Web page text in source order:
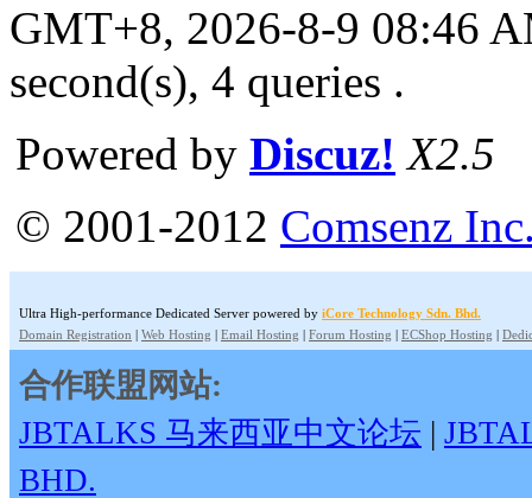
GMT+8, 2026-8-9 08:46
second(s), 4 queries .
Powered by Discuz! X2.5
© 2001-2012 Comsenz
Ultra High-performance Dedicated Server powered by iCore Technology Sdn. Bhd.
Domain Registration | Web Hosting | Email Hosting | Forum Hosting | ECShop Hosting |
合作联盟网站:
JBTALKS 马来西亚中文论坛 |
BHD.